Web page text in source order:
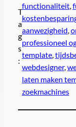
T
a
g
s
:
functionaliteit,
aanwezigheid,
professioneel
template,
webdesigner,
laten maken
zoekmachines